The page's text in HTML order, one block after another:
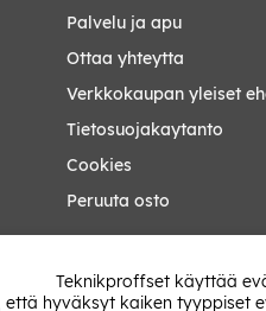
Palvelu ja apu
Ottaa yhteytta
Verkkokaupan yleiset
Tietosuojakaytanto
Cookies
Peruuta osto
Teknikproffset käyttää
että hyväksyt kaiken tyyppiset